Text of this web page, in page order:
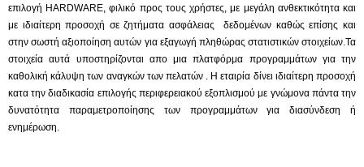
επιλογή HARDWARE, φιλικό προς τους χρήστες, με μεγάλη ανθεκτικότητα και
με ιδιαίτερη προσοχή σε ζητήματα ασφάλειας δεδομένων καθώς επίσης και
στην σωστή αξιοποίηση αυτών για εξαγωγή πληθώρας στατιστικών στοιχείων.Τα
στοιχεία αυτά υποστηρίζονται απο μια πλατφόρμα προγραμμάτων για την
καθολική κάλυψη των αναγκών των πελατών . Η εταιρία δίνει ιδιαίτερη προσοχή
κατα την διαδικασία επιλογής περιφερειακού εξοπλισμού με γνώμονα πάντα την
δυνατότητα παραμετροποίησης των προγραμμάτων για διασύνδεση ή
ενημέρωση.